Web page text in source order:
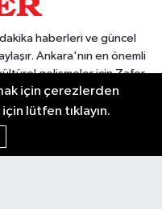
haberleri ve güncel
Ankara'nın en önemli
gelişmeler için Zafer
haber kaynağı.
için çerezlerden
lütfen tıklayın.